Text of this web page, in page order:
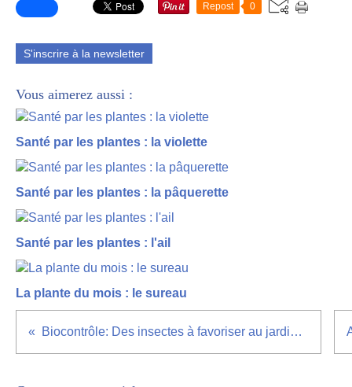
Repost 0
S'inscrire à la newsletter
Vous aimerez aussi :
Santé par les plantes : la violette
Santé par les plantes : la pâquerette
Santé par les plantes : l'ail
La plante du mois : le sureau
Biocontrôle: Des insectes à favoriser au jardin (1/2)